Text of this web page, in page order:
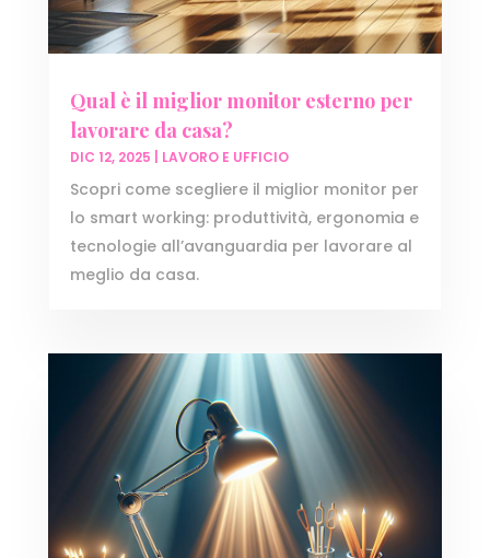
Qual è il miglior monitor esterno per
lavorare da casa?
DIC 12, 2025 LAVORO E UFFICIO
Scopri come scegliere il miglior monitor per
lo smart working: produttività, ergonomia e
tecnologie all’avanguardia per lavorare al
meglio da casa.